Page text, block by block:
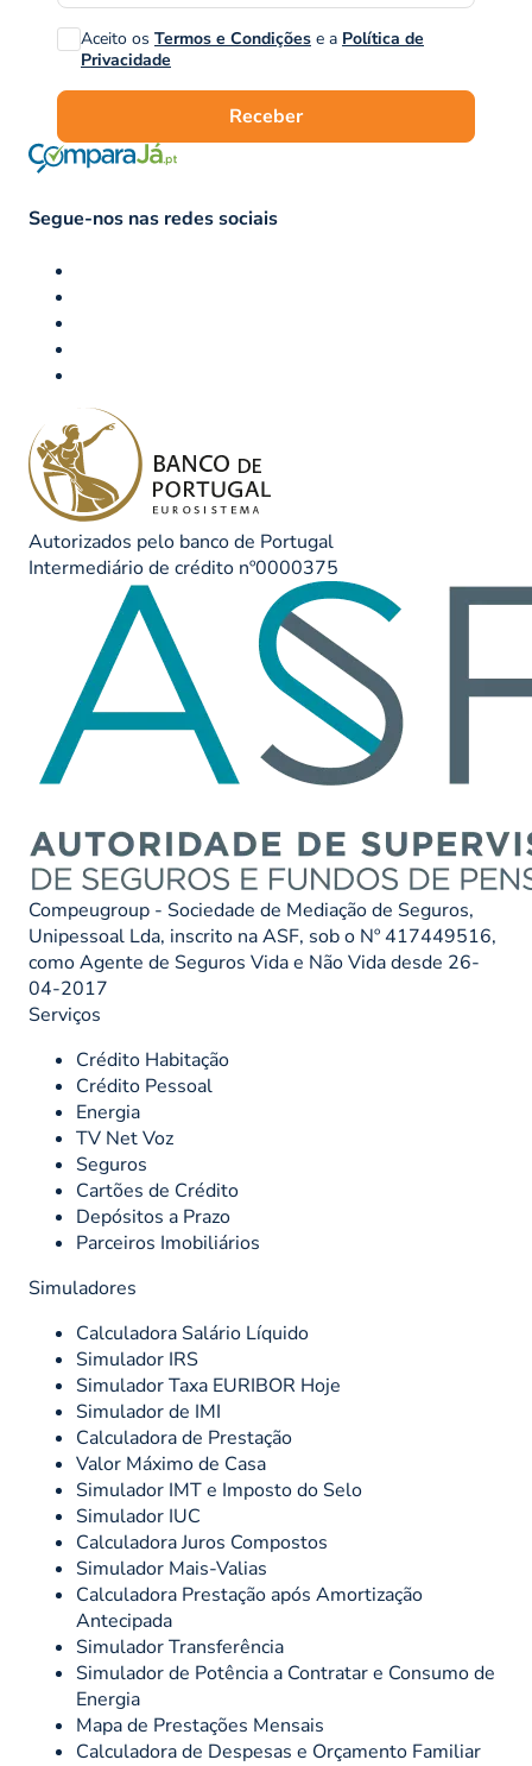
Aceito os Termos e Condições e a Política de
Privacidade
Receber
Segue-nos nas redes sociais
Autorizados pelo banco de Portugal
Intermediário de crédito nº0000375
Compeugroup - Sociedade de Mediação de Seguros,
Unipessoal Lda, inscrito na ASF, sob o Nº 417449516,
como Agente de Seguros Vida e Não Vida desde 26-
04-2017
Serviços
Crédito Habitação
Crédito Pessoal
Energia
TV Net Voz
Seguros
Cartões de Crédito
Depósitos a Prazo
Parceiros Imobiliários
Simuladores
Calculadora Salário Líquido
Simulador IRS
Simulador Taxa EURIBOR Hoje
Simulador de IMI
Calculadora de Prestação
Valor Máximo de Casa
Simulador IMT e Imposto do Selo
Simulador IUC
Calculadora Juros Compostos
Simulador Mais-Valias
Calculadora Prestação após Amortização
Antecipada
Simulador Transferência
Simulador de Potência a Contratar e Consumo de
Energia
Mapa de Prestações Mensais
Calculadora de Despesas e Orçamento Familiar